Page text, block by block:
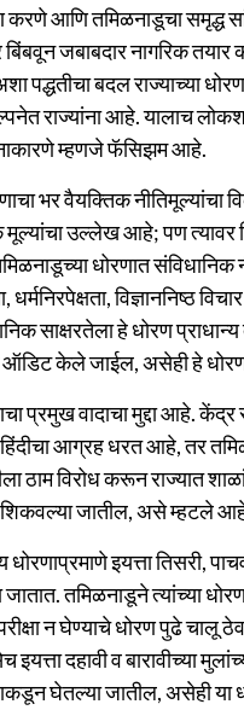
करणे आणि तमिळनाडूचा समृद्ध
बिंबवून जबाबदार नागरिक तयार
पद्धतीचा बदल राज्याच्या
राज्यांना आहे. यालाच
नाकारणे म्हणजे फॅसिझम आहे.
भर वैयक्तिक नीतिमूल्यांचा
मूल्यांचा उल्लेख आहे; पण त्यावर
धोरणात संविधानिक
विज्ञाननिष्ठ
साक्षरतेला हे धोरण
ऑडिट केले जाईल, असेही हे
प्रमुख वादाचा मुद्दा आहे.
हिंदीचा आग्रह धरत आहे, तर
ठाम विरोध करून राज्यात
शिकवल्या जातील, असे म्हटले
धोरणाप्रमाणे इयत्ता तिसरी,
जातात. तमिळनाडूने त्यांच्या
न घेण्याचे धोरण पुढे चालू
दहावी व बारावीच्या
घेतल्या जातील, असेही या